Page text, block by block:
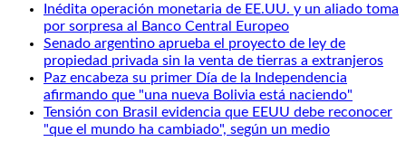
Inédita operación monetaria de EE.UU. y un aliado toma
por sorpresa al Banco Central Europeo
Senado argentino aprueba el proyecto de ley de
propiedad privada sin la venta de tierras a extranjeros
Paz encabeza su primer Día de la Independencia
afirmando que "una nueva Bolivia está naciendo"
Tensión con Brasil evidencia que EEUU debe reconocer
"que el mundo ha cambiado", según un medio